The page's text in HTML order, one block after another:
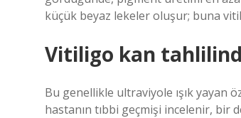
küçük beyaz lekeler oluşur; buna
Vitiligo kan
Bu genellikle ultraviyole ışık yayan
hastanın tıbbi geçmişi incelenir, bir